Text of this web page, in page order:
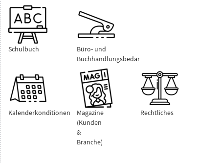
Schulbuch
Büro- und
Buchhandlungsbedarf
Kalenderkonditionen
Magazine
(Kunden
&
Branche)
Rechtliches